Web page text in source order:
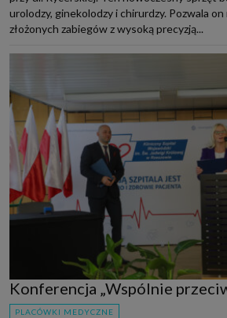
urolodzy, ginekolodzy i chirurdzy. Pozwala
złożonych zabiegów z wysoką precyzją...
Konferencja „Wspólnie
PLACÓWKI MEDYCZNE